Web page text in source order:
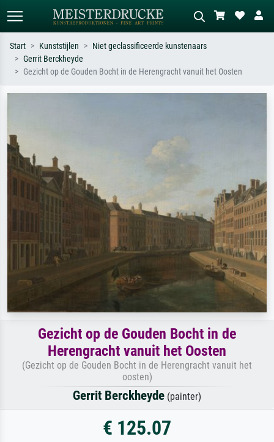
Standaard zoeken AI-beeldzoeker
Start Kunststijlen
Niet geclassificeerde kunstenaars
Gerrit Berckheyde
Gezicht op de Gouden Bocht in de Herengracht vanuit het Oosten
Gezicht op de Gouden Bocht in de
Herengracht vanuit het Oosten
(Gezicht op de Gouden Bocht in de Herengracht vanuit het
oosten)
Gerrit Berckheyde (painter)
€ 125.07